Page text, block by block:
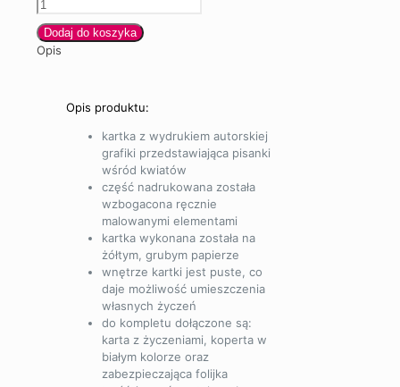
Dodaj do koszyka
Opis
Opis produktu:
kartka z wydrukiem autorskiej
grafiki przedstawiająca pisanki
wśród kwiatów
część nadrukowana została
wzbogacona ręcznie
malowanymi elementami
kartka wykonana została na
żółtym, grubym papierze
wnętrze kartki jest puste, co
daje możliwość umieszczenia
własnych życzeń
do kompletu dołączone są:
karta z życzeniami, koperta w
białym kolorze oraz
zabezpieczająca folijka